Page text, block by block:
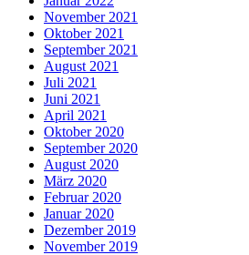
November 2021
Oktober 2021
September 2021
August 2021
Juli 2021
Juni 2021
April 2021
Oktober 2020
September 2020
August 2020
März 2020
Februar 2020
Januar 2020
Dezember 2019
November 2019